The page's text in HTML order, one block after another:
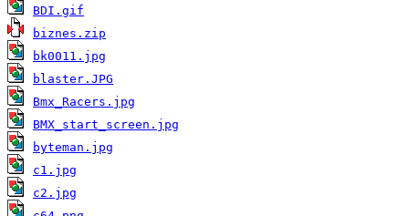
BDI.gif
biznes.zip
bk0011.jpg
blaster.JPG
Bmx_Racers.jpg
BMX_start_screen.jpg
byteman.jpg
c1.jpg
c2.jpg